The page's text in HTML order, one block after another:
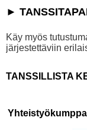
►
Käy myös
järjestettäviin
TANSSILLISTA